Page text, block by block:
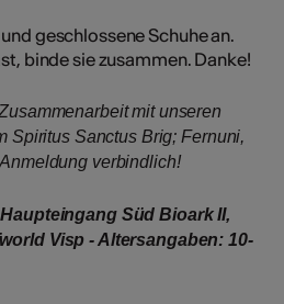
geschlossene Schuhe an.
binde sie zusammen. Danke!
mit unseren
Spiritus Sanctus Brig; Fernuni,
verbindlich!
Süd Bioark II,
Visp - Altersangaben: 10-